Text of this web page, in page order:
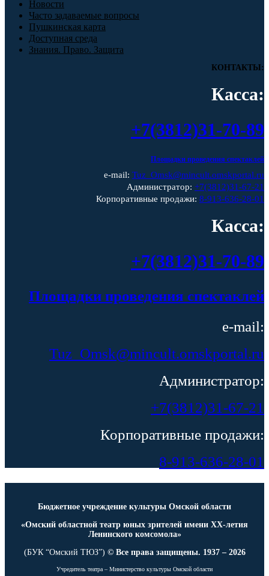
Новости
Часто задаваемые вопросы
Пушкинская карта
Доступная среда
Знания. Право. Защита
КОНТАКТЫ:
Касса:
+7(3812)31-70-89
Площадки проведения спектаклей
e-mail: Tuz_Omsk@mincult.omskportal.ru
Администратор: +7(3812)31-67-21
Корпоративные продажи: 8-913-636-28-01
Касса:
+7(3812)31-70-89
Площадки проведения спектаклей
e-mail:
Tuz_Omsk@mincult.omskportal.ru
Администратор:
+7(3812)31-67-21
Корпоративные продажи:
8-913-636-28-01
Бюджетное учреждение культуры Омской области
«Омский областной театр юных зрителей имени ХХ-летия
Ленинского комсомола»
(БУК “Омский ТЮЗ”) © Все права защищены. 1937 – 2026
Учредитель театра – Министерство культуры Омской области